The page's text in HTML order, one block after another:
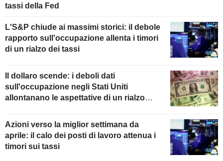
tassi della Fed
L'S&P chiude ai massimi storici: il debole
rapporto sull'occupazione allenta i timori
di un rialzo dei tassi
Il dollaro scende: i deboli dati
sull'occupazione negli Stati Uniti
allontanano le aspettative di un rialzo
Azioni verso la miglior settimana da
aprile: il calo dei posti di lavoro attenua i
timori sui tassi